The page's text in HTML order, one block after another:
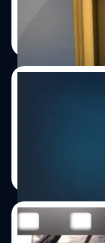
ล้านบาท) ถูกโจรกรรมไป
กรณ์รัฐภาส ธนวัตไชยศรี |
Steam สร้างสถิติใหม่
20/02/2022
เจ็บก็ทนเพราะรักร